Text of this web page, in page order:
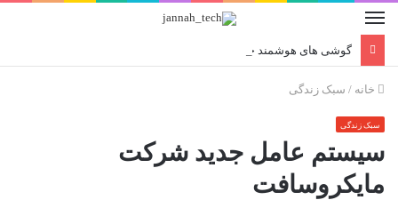
گوشی های هوشمند جدید و خلاقانه
خانه / سبک زندگی
سبک زندگی
سیستم عامل جدید شرکت
مایکروسافت